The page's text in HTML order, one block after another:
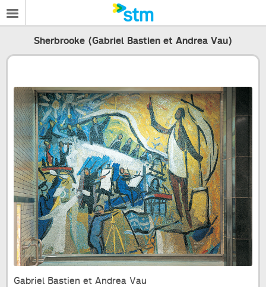
Sherbrooke (Gabriel Bastien et Andrea Vau)
Gabriel Bastien et Andrea Vau